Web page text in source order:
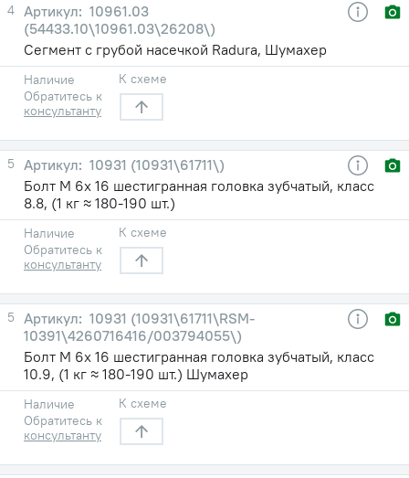
4
10961.03
(54433.10\10961.03\26208\)
Сегмент с грубой насечкой Radura, Шумахер
Наличие
Обратитесь к
консультанту
К схеме
5
10931 (10931\61711\)
Болт М 6х 16 шестигранная головка зубчатый, класс
8.8, (1 кг ≈ 180-190 шт.)
Наличие
Обратитесь к
консультанту
К схеме
5
10931 (10931\61711\RSM-
10391\4260716416/003794055\)
Болт М 6х 16 шестигранная головка зубчатый, класс
10.9, (1 кг ≈ 180-190 шт.) Шумахер
Наличие
Обратитесь к
консультанту
К схеме